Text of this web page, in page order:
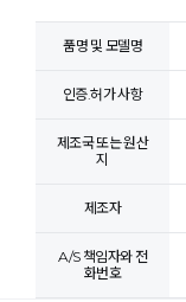
품명 및 모델명
인증.허가 사항
제조국 또는 원산
지
제조자
A/S 책임자와 전
화번호